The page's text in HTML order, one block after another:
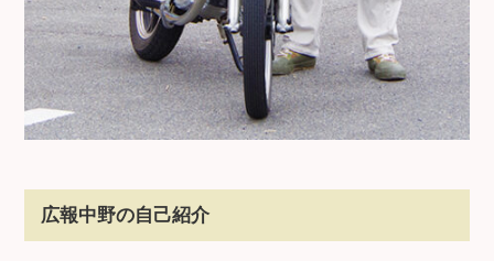
広報中野の自己紹介